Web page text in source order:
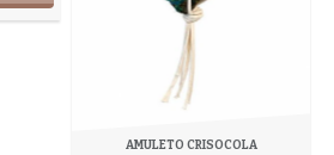
AMULETO CRISOCOLA